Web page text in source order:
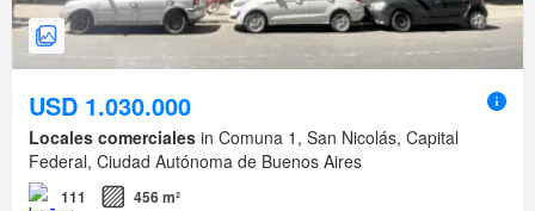
USD 1.030.000
Locales comerciales in Comuna 1, San Nicolás, Capital
Federal, Ciudad Autónoma de Buenos Aires
111 456 m²